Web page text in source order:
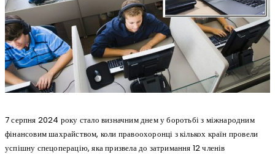
7 серпня 2024 року стало визначним днем у боротьбі з міжнародним
фінансовим шахрайством, коли правоохоронці з кількох країн провели
успішну спецоперацію, яка призвела до затримання 12 членів